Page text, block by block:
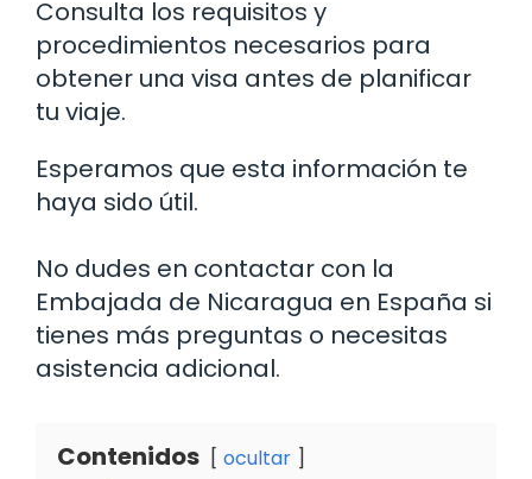
Consulta los requisitos y
procedimientos necesarios para
obtener una visa antes de planificar
tu viaje.
Esperamos que esta información te
haya sido útil.
No dudes en contactar con la
Embajada de Nicaragua en España si
tienes más preguntas o necesitas
asistencia adicional.
Contenidos ocultar